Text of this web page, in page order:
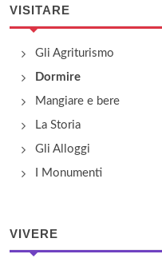
VISITARE
Gli Agriturismo
Dormire
Mangiare e bere
La Storia
Gli Alloggi
I Monumenti
VIVERE